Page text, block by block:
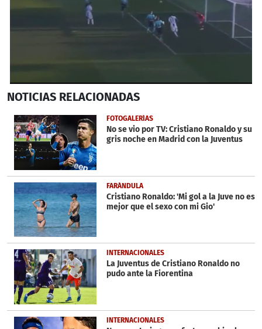
seconds
1
minute,
23
seconds
NOTICIAS RELACIONADAS
FOTOGALERÍAS
No se vio por TV: Cristiano Ronaldo y su
gris noche en Madrid con la Juventus
FARÁNDULA
Cristiano Ronaldo: 'Mi gol a la Juve no es
mejor que el sexo con mi Gio'
INTERNACIONALES
La Juventus de Cristiano Ronaldo no
pudo ante la Fiorentina
INTERNACIONALES